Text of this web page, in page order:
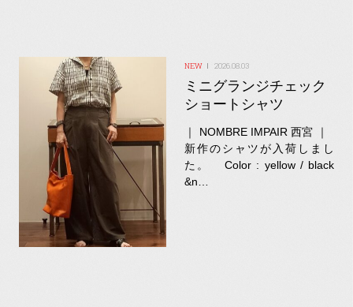
2026.08.03
ミニグランジチェック
ショートシャツ
｜ NOMBRE IMPAIR 西宮 ｜
新作のシャツが入荷しまし
た。 Color : yellow / black
&n…